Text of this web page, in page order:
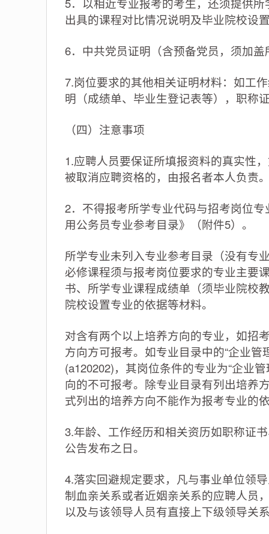
出具的课程对比情况说明及毕业院校设
6．中共党员证明（含预备党员，须加
7.岗位要求的其他相关证明材料：如工
明（成绩单、毕业生登记表等），职称
（四）注意事项
1.应聘人员要保证所填报资料的真实性
被取消应聘资格的，由报名者本人负责
2．不得报考所学专业代码与招考岗位
用公务员专业参考目录》（附件5）。
所学专业未列入专业参考目录（没有专
必修课程须与报考岗位要求的专业主要
书、所学专业课程成绩单（须毕业院校
院校设置专业的依据等材料。
对含有两个以上培养方向的专业，如招
方向方可报考。如专业目录中的“企业
(a120202)，其岗位条件的专业为“企业
向的不可报考。除专业目录有列出培养
式列出的培养方向不能作为报考专业的
3.年龄、工作经历和相关资历如职称证
公告发布之日。
4.落实回避规定要求，凡与事业单位领
制血亲关系或者近姻亲关系的应聘人员
以及与该领导人员有直接上下级领导关